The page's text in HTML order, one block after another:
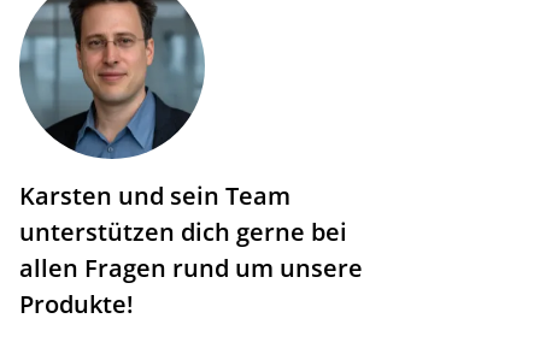
Karsten und sein Team
unterstützen dich gerne bei
allen Fragen rund um unsere
Produkte!